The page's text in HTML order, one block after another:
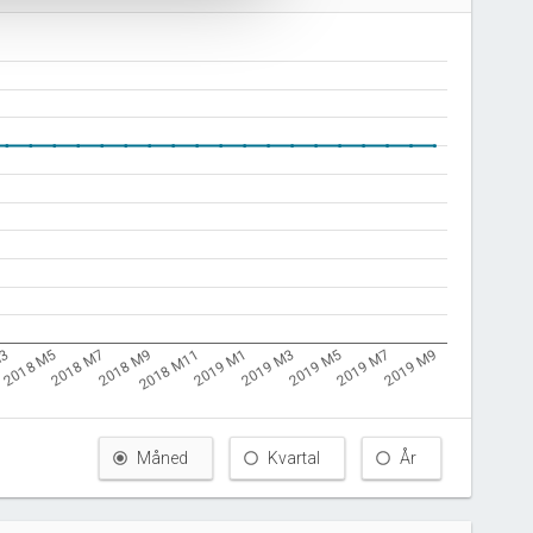
2018 M52018 M72018 M92018 M112019 M12019 M32019 M52019 M72019 M9
Måned Kvartal År